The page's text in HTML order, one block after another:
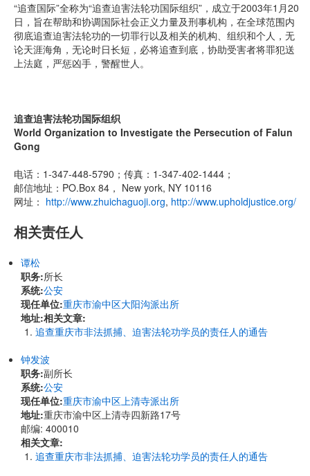
“追查国际”全称为“追查迫害法轮功国际组织”，成立于2003年1月20
日，旨在帮助和协调国际社会正义力量及刑事机构，在全球范围内
彻底追查迫害法轮功的一切罪行以及相关的机构、组织和个人，无
论天涯海角，无论时日长短，必将追查到底，协助受害者将罪犯送
上法庭，严惩凶手，警醒世人。
追查迫害法轮功国际组织
World Organization to Investigate the Persecution of Falun
Gong
电话：1-347-448-5790；传真：1-347-402-1444；
邮信地址：PO.Box 84， New york, NY 10116
网址： http://www.zhuichaguoji.org, http://www.upholdjustice.org/
相关责任人
谭松
职务:所长
系统:公安
现任单位:重庆市渝中区大阳沟派出所
地址:相关文章:
追查重庆市非法抓捕、迫害法轮功学员的责任人的通告
钟发波
职务:副所长
系统:公安
现任单位:重庆市渝中区上清寺派出所
地址:重庆市渝中区上清寺四新路17号
邮编: 400010
相关文章:
追查重庆市非法抓捕、迫害法轮功学员的责任人的通告